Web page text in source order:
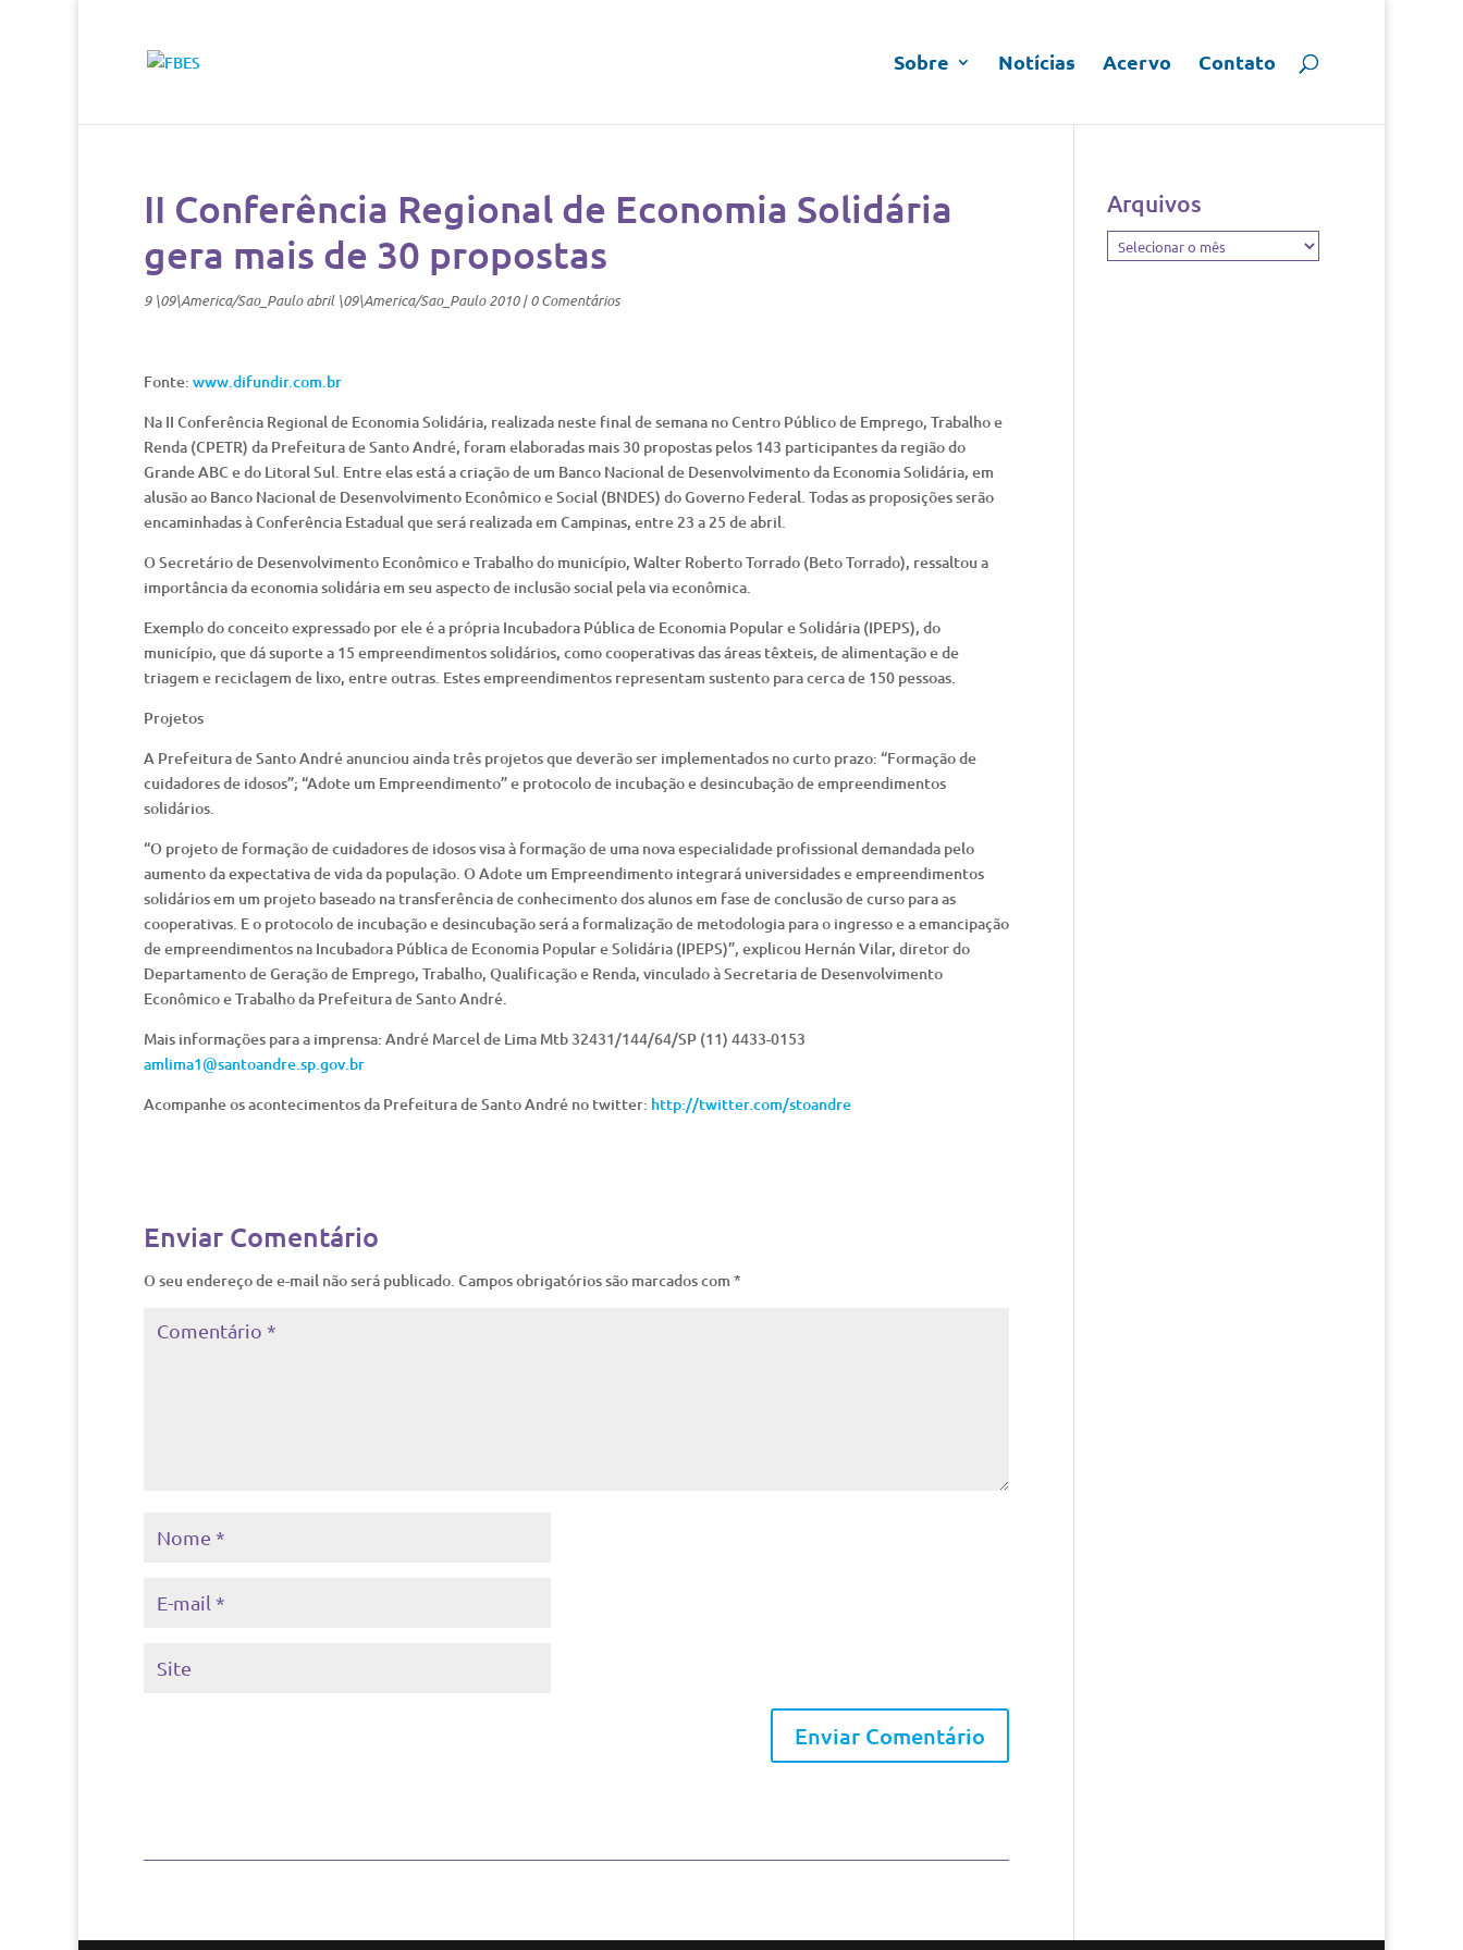
Sobre Notícias Acervo Contato
II Conferência Regional de Economia Solidária
gera mais de 30 propostas
9 \09\America/Sao_Paulo abril \09\America/Sao_Paulo 2010|0 Comentários
Fonte: www.difundir.com.br
Na II Conferência Regional de Economia Solidária, realizada neste final de semana no Centro Público de Emprego, Trabalho e
Renda (CPETR) da Prefeitura de Santo André, foram elaboradas mais 30 propostas pelos 143 participantes da região do
Grande ABC e do Litoral Sul. Entre elas está a criação de um Banco Nacional de Desenvolvimento da Economia Solidária, em
alusão ao Banco Nacional de Desenvolvimento Econômico e Social (BNDES) do Governo Federal. Todas as proposições serão
encaminhadas à Conferência Estadual que será realizada em Campinas, entre 23 a 25 de abril.
O Secretário de Desenvolvimento Econômico e Trabalho do município, Walter Roberto Torrado (Beto Torrado), ressaltou a
importância da economia solidária em seu aspecto de inclusão social pela via econômica.
Exemplo do conceito expressado por ele é a própria Incubadora Pública de Economia Popular e Solidária (IPEPS), do
município, que dá suporte a 15 empreendimentos solidários, como cooperativas das áreas têxteis, de alimentação e de
triagem e reciclagem de lixo, entre outras. Estes empreendimentos representam sustento para cerca de 150 pessoas.
Projetos
A Prefeitura de Santo André anunciou ainda três projetos que deverão ser implementados no curto prazo: “Formação de
cuidadores de idosos”; “Adote um Empreendimento” e protocolo de incubação e desincubação de empreendimentos
solidários.
“O projeto de formação de cuidadores de idosos visa à formação de uma nova especialidade profissional demandada pelo
aumento da expectativa de vida da população. O Adote um Empreendimento integrará universidades e empreendimentos
solidários em um projeto baseado na transferência de conhecimento dos alunos em fase de conclusão de curso para as
cooperativas. E o protocolo de incubação e desincubação será a formalização de metodologia para o ingresso e a emancipação
de empreendimentos na Incubadora Pública de Economia Popular e Solidária (IPEPS)”, explicou Hernán Vilar, diretor do
Departamento de Geração de Emprego, Trabalho, Qualificação e Renda, vinculado à Secretaria de Desenvolvimento
Econômico e Trabalho da Prefeitura de Santo André.
Mais informações para a imprensa: André Marcel de Lima Mtb 32431/144/64/SP (11) 4433-0153
amlima1@santoandre.sp.gov.br
Acompanhe os acontecimentos da Prefeitura de Santo André no twitter: http://twitter.com/stoandre
Enviar Comentário
O seu endereço de e-mail não será publicado. Campos obrigatórios são marcados com *
Arquivos
Arquivos